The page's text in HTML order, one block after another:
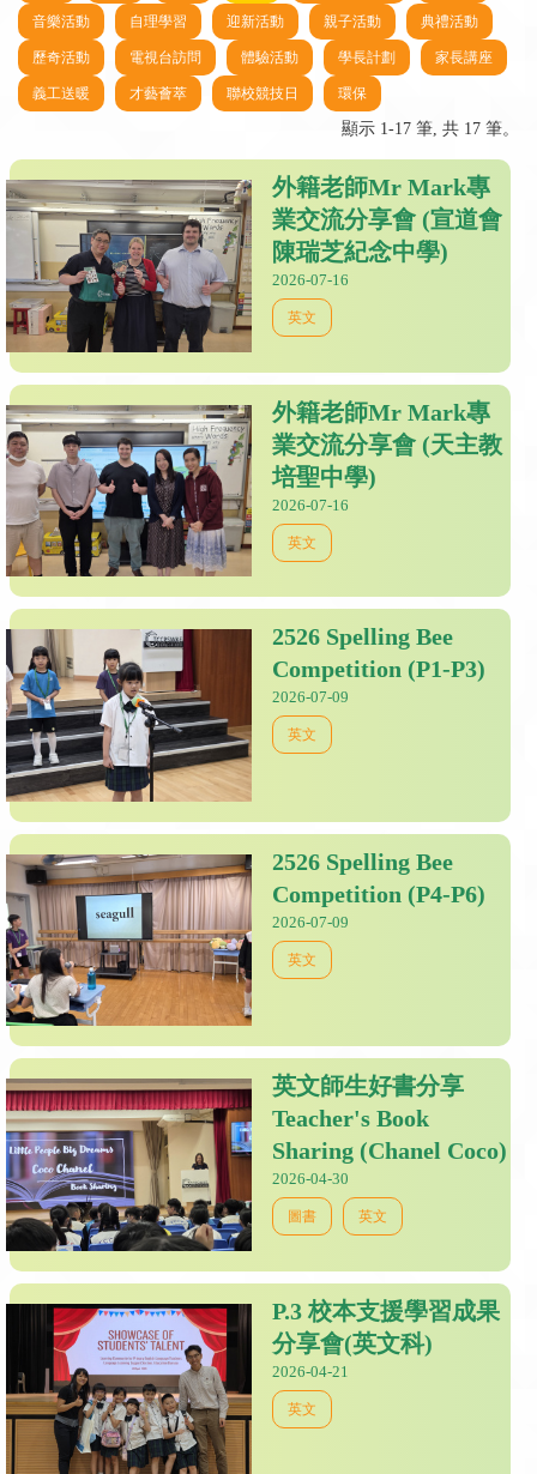
音樂活動 自理學習 迎新活動 親子活動 典禮活動
歷奇活動 電視台訪問 體驗活動 學長計劃 家長講座
義工送暖 才藝薈萃 聯校競技日 環保
顯示 1-17 筆, 共 17 筆。
外籍老師Mr Mark專
業交流分享會 (宣道會
陳瑞芝紀念中學)
2026-07-16
英文
外籍老師Mr Mark專
業交流分享會 (天主教
培聖中學)
2026-07-16
英文
2526 Spelling Bee
Competition (P1-P3)
2026-07-09
英文
2526 Spelling Bee
Competition (P4-P6)
2026-07-09
英文
英文師生好書分享
Teacher's Book
Sharing (Chanel Coco)
2026-04-30
圖書 英文
P.3 校本支援學習成果
分享會(英文科)
2026-04-21
英文